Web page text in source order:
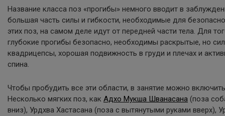
Название класса поз «прогибы» немного вводит в
большая часть силы и гибкости, необходимые для
этих поз, на самом деле идут от передней части тела. Для
глубокие прогибы безопасно, необходимы раскрытые, но
квадрицепсы, хорошая подвижность в груди и плечах и
спина.
Чтобы пробудить все эти области, в занятие можно
Несколько мягких поз, как Адхо Мукша Шванасана (поза
вниз), Урдхва Хастасана (поза с вытянутыми руками вверх),